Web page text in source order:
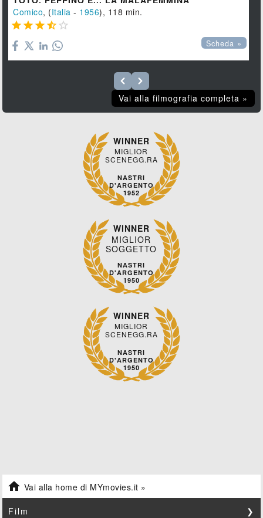
Comico, (Italia - 1956), 118 min.
    
Scheda »
Vai alla filmografia completa »
WINNER
MIGLIOR
SCENEGG.RA
NASTRI
D'ARGENTO
1952
WINNER
MIGLIOR
SOGGETTO
NASTRI
D'ARGENTO
1950
WINNER
MIGLIOR
SCENEGG.RA
NASTRI
D'ARGENTO
1950
 Vai alla home di MYmovies.it »
Film ❯